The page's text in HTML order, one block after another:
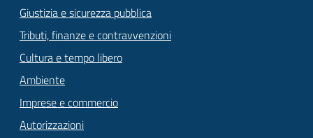
Giustizia e sicurezza pubblica
Tributi, finanze e contravvenzioni
Cultura e tempo libero
Ambiente
Imprese e commercio
Autorizzazioni